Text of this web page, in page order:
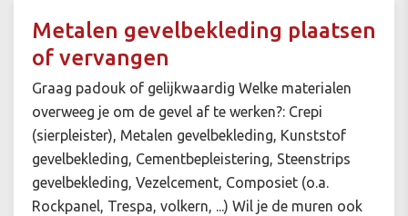
Metalen gevelbekleding plaatsen
of vervangen
Graag padouk of gelijkwaardig Welke materialen
overweeg je om de gevel af te werken?: Crepi
(sierpleister), Metalen gevelbekleding, Kunststof
gevelbekleding, Cementbepleistering, Steenstrips
gevelbekleding, Vezelcement, Composiet (o.a.
Rockpanel, Trespa, volkern, ...) Wil je de muren ook